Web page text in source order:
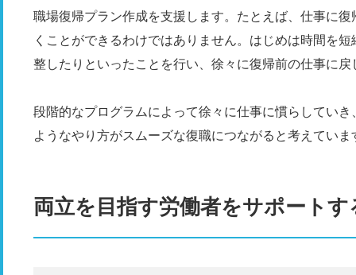
職場復帰プラン作成を支援します。たとえば、仕事に
くことができるわけではありません。はじめは時間を
整したりといったことを行い、徐々に復帰前の仕事に戻
段階的なプログラムによって徐々に仕事に慣らしてい
ようなやり方がスムーズな復職につながると考えていま
両立を目指す労働者をサポート